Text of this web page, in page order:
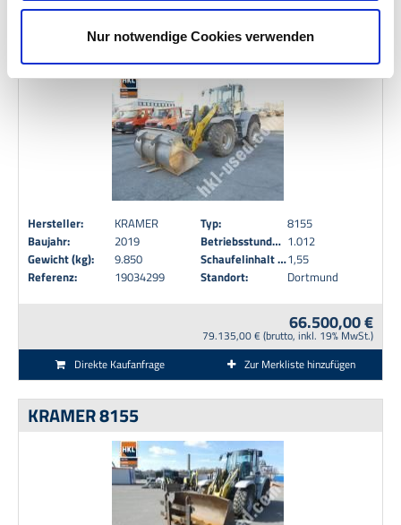
Anpassungen vornehmen. Die Speicherung bzw. der
Zugriff auf Informationen erfolgt dabei aufgrund Ihrer
Einwilligung nach Maßgabe von § 25 Abs. 1 TDDDG, die
weitere Verarbeitung aufgrund Ihrer Einwilligung nach Art.
6 Abs. 1 S. 1 lit. a) DSGVO. Weitere Informationen
können Sie in unserenDatenschutzhinweisen
entnehmen.
Nur notwendige Cookies verwenden
KRAMER 8155
Hersteller: KRAMER Typ:
8155
Baujahr:
2019 Betriebsstunden: 1.012
Gewicht (kg):
9.850 Schaufelinhalt (m³):1,55
Referenz:
19034299 Standort: Dortmund
66.500,00 €
79.135,00 € (brutto, inkl. 19% MwSt.)
Direkte Kaufanfrage
Zur Merkliste hinzufügen
KRAMER 8155